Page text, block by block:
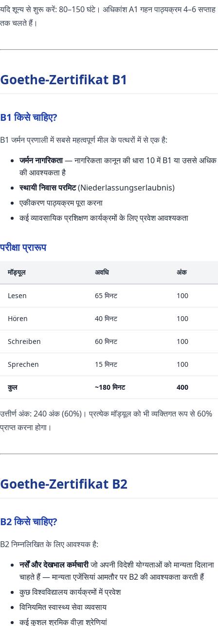
यदि शून्य से शुरू करें: 80–150 घंटे। अधिकांश A1 गहन पाठ्यक्रम 4–6 सप्ताह
तक चलते हैं।
Goethe-Zertifikat B1
B1 किसे चाहिए?
B1 जर्मन प्रणाली में सबसे महत्वपूर्ण मील के पत्थरों में से एक है:
जर्मन नागरिकता— नागरिकता कानून की धारा 10 में B1 या उससे अधिक
की आवश्यकता है
स्थायी निवास परमिट(Niederlassungserlaubnis)
एकीकरण पाठ्यक्रम पूरा करना
कई व्यावसायिक प्रशिक्षण कार्यक्रमों के लिए प्रवेश आवश्यकता
परीक्षा प्रारूप
मॉड्यूल अवधि अंक
Lesen 65 मिनट 100
Hören 40 मिनट 100
Schreiben 60 मिनट 100
Sprechen 15 मिनट 100
कुल ~180 मिनट 400
उत्तीर्ण अंक: 240 अंक (60%)। प्रत्येक मॉड्यूल को भी व्यक्तिगत रूप से 60%
प्राप्त करना होगा।
Goethe-Zertifikat B2
B2 किसे चाहिए?
B2 निम्नलिखित के लिए आवश्यक है:
नर्सें और देखभाल कर्मचारीजो अपनी विदेशी योग्यताओं को मान्यता दिलाना
चाहते हैं — मान्यता एजेंसियां आमतौर पर B2 की आवश्यकता करती हैं
कुछ विश्वविद्यालय कार्यक्रमों में प्रवेश
विनियमित स्वास्थ्य सेवा व्यवसाय
कई कुशल श्रमिक वीज़ा श्रेणियां